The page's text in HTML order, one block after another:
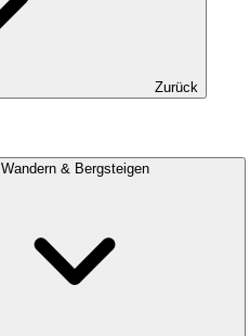
Zurück
Wandern & Bergsteigen